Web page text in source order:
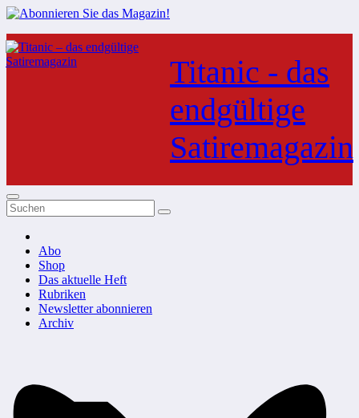
Zum
Inhalt
springen
Titanic - das
endgültige
Satiremagazin
Abo
Shop
Das aktuelle Heft
Rubriken
Newsletter abonnieren
Archiv